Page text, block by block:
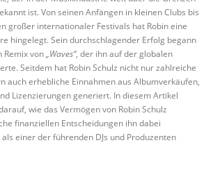
ist. Von seinen Anfängen in kleinen Clubs bis
großer internationaler Festivals hat Robin eine
hingelegt. Sein durchschlagender Erfolg begann
Remix von„Waves“, der ihn auf der globalen
Seitdem hat Robin Schulz nicht nur zahlreiche
auch erhebliche Einnahmen aus Albumverkäufen,
Lizenzierungen generiert. In diesem Artikel
wie das Vermögen von Robin Schulz
finanziellen Entscheidungen ihn dabei
einer der führenden DJs und Produzenten